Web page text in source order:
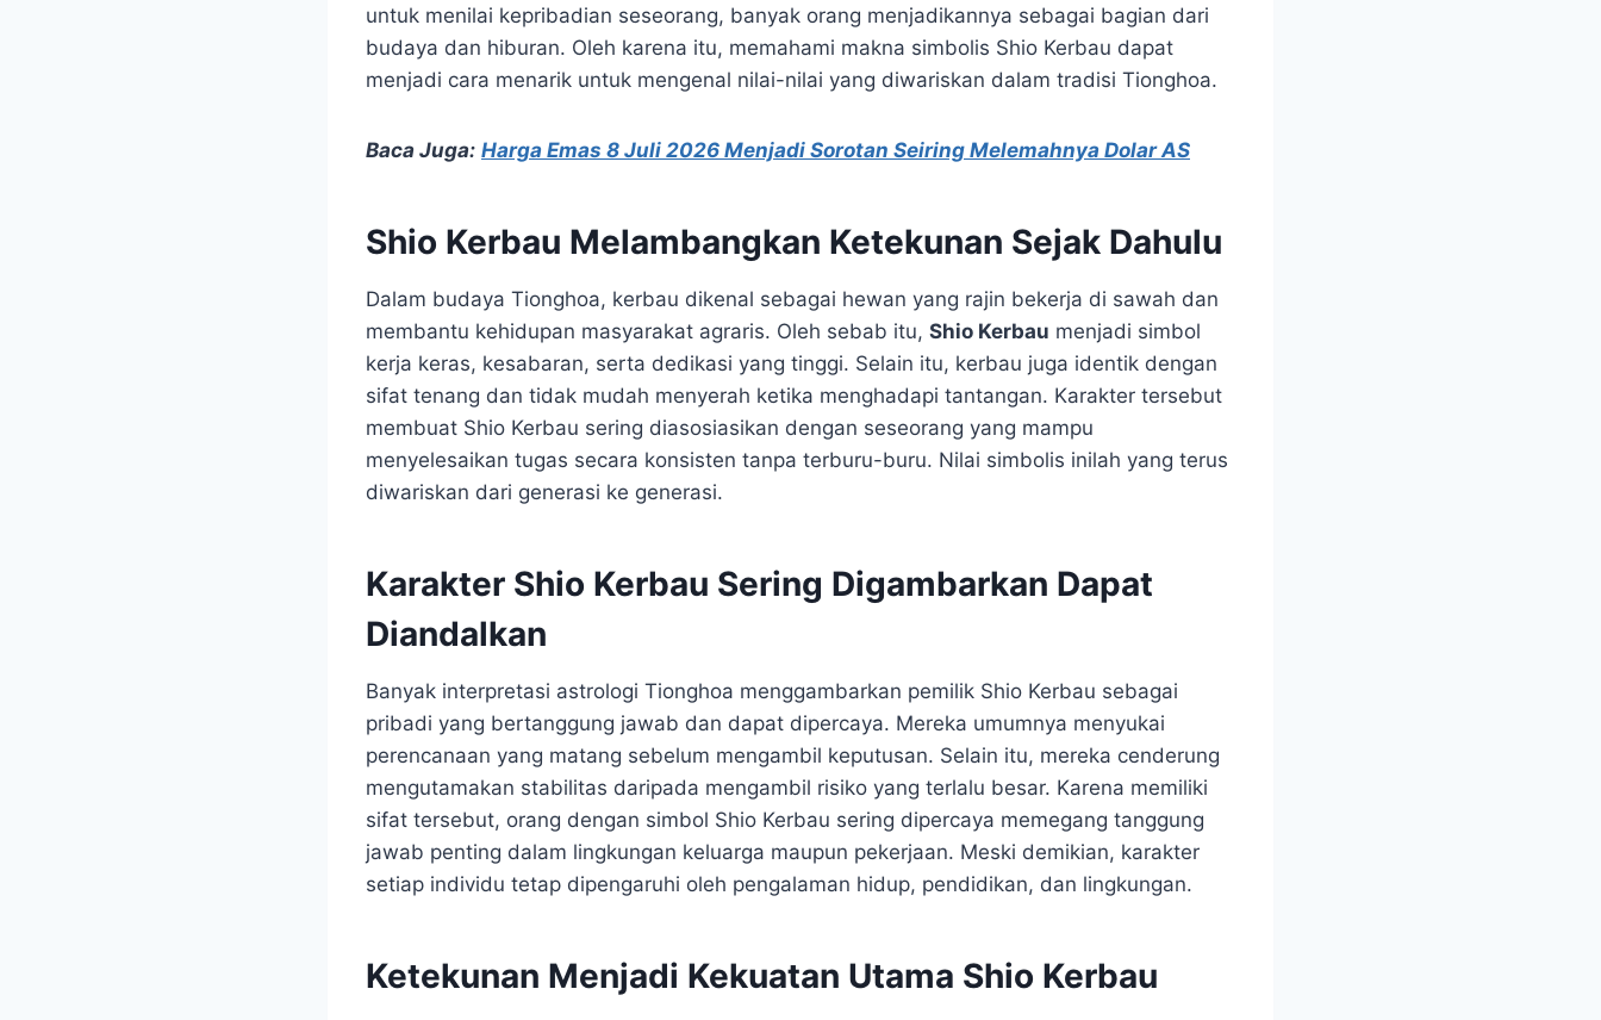
untuk menilai kepribadian seseorang, banyak orang menjadikannya sebagai bagian dari
budaya dan hiburan. Oleh karena itu, memahami makna simbolis Shio Kerbau dapat
menjadi cara menarik untuk mengenal nilai-nilai yang diwariskan dalam tradisi Tionghoa.
Baca Juga: Harga Emas 8 Juli 2026 Menjadi Sorotan Seiring Melemahnya Dolar AS
Shio Kerbau Melambangkan Ketekunan Sejak Dahulu
Dalam budaya Tionghoa, kerbau dikenal sebagai hewan yang rajin bekerja di sawah dan
membantu kehidupan masyarakat agraris. Oleh sebab itu, Shio Kerbau menjadi simbol
kerja keras, kesabaran, serta dedikasi yang tinggi. Selain itu, kerbau juga identik dengan
sifat tenang dan tidak mudah menyerah ketika menghadapi tantangan. Karakter tersebut
membuat Shio Kerbau sering diasosiasikan dengan seseorang yang mampu
menyelesaikan tugas secara konsisten tanpa terburu-buru. Nilai simbolis inilah yang terus
diwariskan dari generasi ke generasi.
Karakter Shio Kerbau Sering Digambarkan Dapat
Diandalkan
Banyak interpretasi astrologi Tionghoa menggambarkan pemilik Shio Kerbau sebagai
pribadi yang bertanggung jawab dan dapat dipercaya. Mereka umumnya menyukai
perencanaan yang matang sebelum mengambil keputusan. Selain itu, mereka cenderung
mengutamakan stabilitas daripada mengambil risiko yang terlalu besar. Karena memiliki
sifat tersebut, orang dengan simbol Shio Kerbau sering dipercaya memegang tanggung
jawab penting dalam lingkungan keluarga maupun pekerjaan. Meski demikian, karakter
setiap individu tetap dipengaruhi oleh pengalaman hidup, pendidikan, dan lingkungan.
Ketekunan Menjadi Kekuatan Utama Shio Kerbau